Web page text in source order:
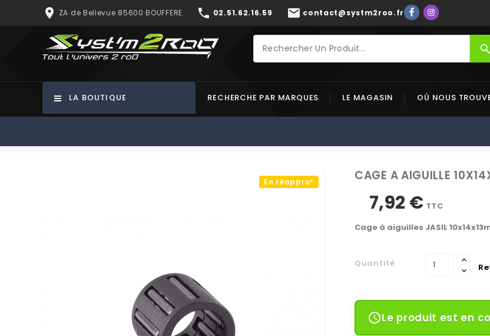
place ZA de Bellevue 85600 BOUFFERE phone 02.51.62.16.59 mail contact@systm2roo.fr
search
LA BOUTIQUE RECHERCHE PAR MARQUES LE MAGASIN OÙ NOUS
En réappro* CAGE A AIGUILLE
7,92 € TTC
Cage à aiguilles JASIL
Quantité
Le produit est en